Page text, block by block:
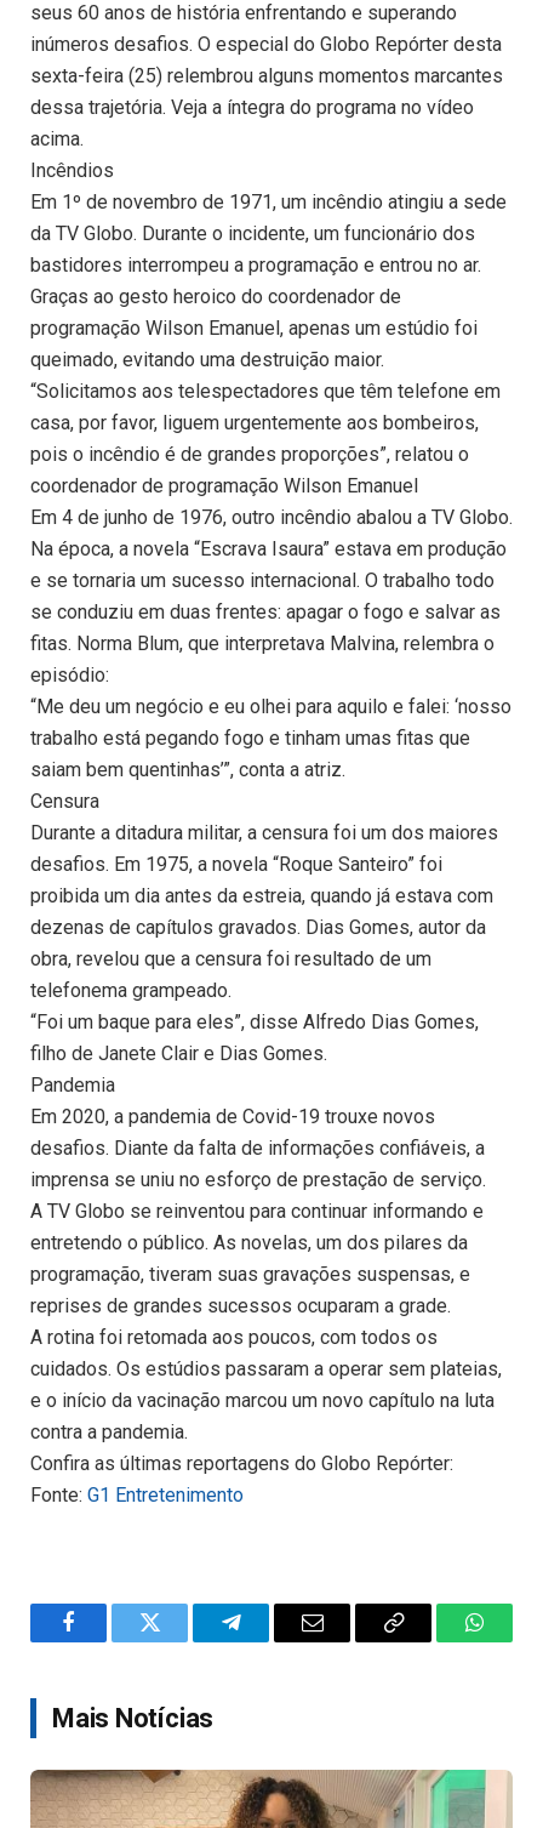
seus 60 anos de história enfrentando e superando
inúmeros desafios. O especial do Globo Repórter desta
sexta-feira (25) relembrou alguns momentos marcantes
dessa trajetória. Veja a íntegra do programa no vídeo
acima.
Incêndios
Em 1º de novembro de 1971, um incêndio atingiu a sede
da TV Globo. Durante o incidente, um funcionário dos
bastidores interrompeu a programação e entrou no ar.
Graças ao gesto heroico do coordenador de
programação Wilson Emanuel, apenas um estúdio foi
queimado, evitando uma destruição maior.
“Solicitamos aos telespectadores que têm telefone em
casa, por favor, liguem urgentemente aos bombeiros,
pois o incêndio é de grandes proporções”, relatou o
coordenador de programação Wilson Emanuel
Em 4 de junho de 1976, outro incêndio abalou a TV Globo.
Na época, a novela “Escrava Isaura” estava em produção
e se tornaria um sucesso internacional. O trabalho todo
se conduziu em duas frentes: apagar o fogo e salvar as
fitas. Norma Blum, que interpretava Malvina, relembra o
episódio:
“Me deu um negócio e eu olhei para aquilo e falei: ‘nosso
trabalho está pegando fogo e tinham umas fitas que
saiam bem quentinhas’”, conta a atriz.
Censura
Durante a ditadura militar, a censura foi um dos maiores
desafios. Em 1975, a novela “Roque Santeiro” foi
proibida um dia antes da estreia, quando já estava com
dezenas de capítulos gravados. Dias Gomes, autor da
obra, revelou que a censura foi resultado de um
telefonema grampeado.
“Foi um baque para eles”, disse Alfredo Dias Gomes,
filho de Janete Clair e Dias Gomes.
Pandemia
Em 2020, a pandemia de Covid-19 trouxe novos
desafios. Diante da falta de informações confiáveis, a
imprensa se uniu no esforço de prestação de serviço.
A TV Globo se reinventou para continuar informando e
entretendo o público. As novelas, um dos pilares da
programação, tiveram suas gravações suspensas, e
reprises de grandes sucessos ocuparam a grade.
A rotina foi retomada aos poucos, com todos os
cuidados. Os estúdios passaram a operar sem plateias,
e o início da vacinação marcou um novo capítulo na luta
contra a pandemia.
Confira as últimas reportagens do Globo Repórter:
Fonte: G1 Entretenimento
FacebookTwitter TelegramEmail
Copy
Mais Notícias